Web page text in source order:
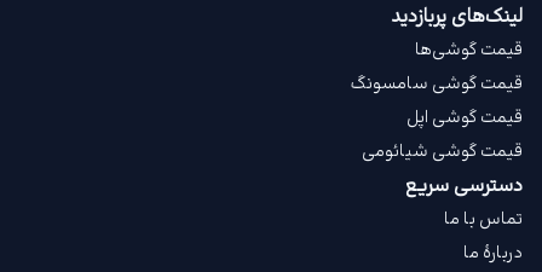
لینک‌های پربازدید
قیمت گوشی‌ها
قیمت گوشی سامسونگ
قیمت گوشی اپل
قیمت گوشی شیائومی
دسترسی سریع
تماس با ما
دربارهٔ ما